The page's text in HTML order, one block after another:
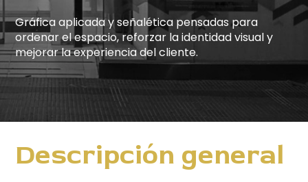
Gráfica aplicada y señalética pensadas para
ordenar el espacio, reforzar la identidad visual y
mejorar la experiencia del cliente.
Descripción general